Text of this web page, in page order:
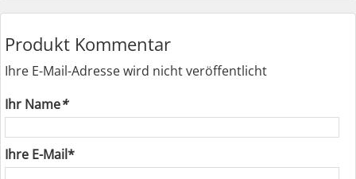
Produkt Kommentar
Ihre E-Mail-Adresse wird nicht veröffentlicht
Ihr Name*
Ihre E-Mail*